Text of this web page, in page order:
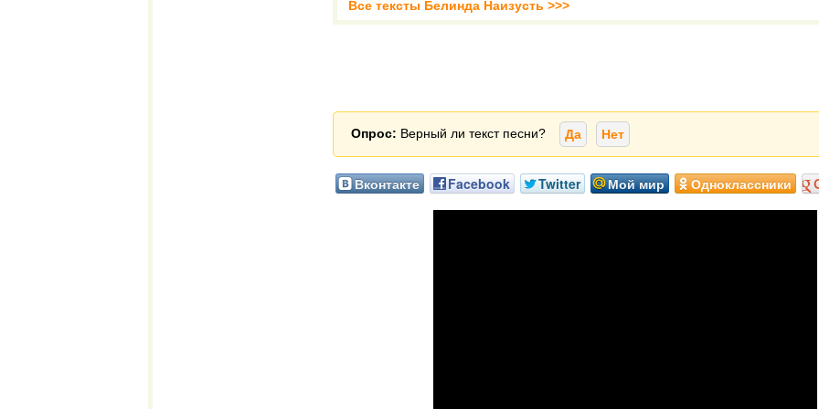
Все тексты Белинда Наизусть >>>
Опрос: Верный ли текст песни? Да Нет
Вконтакте Facebook Twitter Мой мир Одноклассники